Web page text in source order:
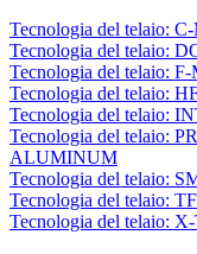
Tecnologia del telaio:
Tecnologia del telaio:
Tecnologia del telaio:
Tecnologia del telaio:
Tecnologia del telaio:
Tecnologia del telaio:
ALUMINUM
Tecnologia del telaio:
Tecnologia del telaio:
Tecnologia del telaio: